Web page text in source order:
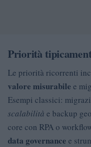
Priorità
Le priorità ricorrenti
valore misurabile e
Esempi classici:
scalabilità e backup
core con RPA o
data governance e